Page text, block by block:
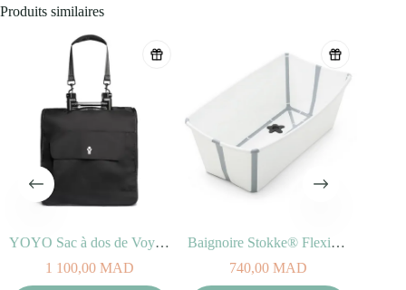
Produits similaires
YOYO Sac à dos de Voyage
1 100,00MAD
Baignoire Stokke® Flexi Bath® Blanc pour enfant
740,00MAD